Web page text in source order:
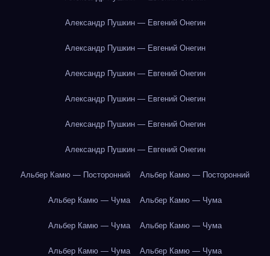
Александр Пушкин — Евгений Онегин
Александр Пушкин — Евгений Онегин
Александр Пушкин — Евгений Онегин
Александр Пушкин — Евгений Онегин
Александр Пушкин — Евгений Онегин
Александр Пушкин — Евгений Онегин
Альбер Камю — Посторонний Альбер Камю — Посторонний
Альбер Камю — Чума Альбер Камю — Чума
Альбер Камю — Чума Альбер Камю — Чума
Альбер Камю — Чума Альбер Камю — Чума